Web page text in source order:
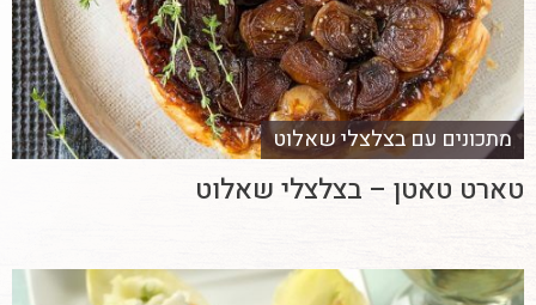
מתכונים עם בצלצלי שאלוט
טארט טאטן – בצלצלי שאלוט